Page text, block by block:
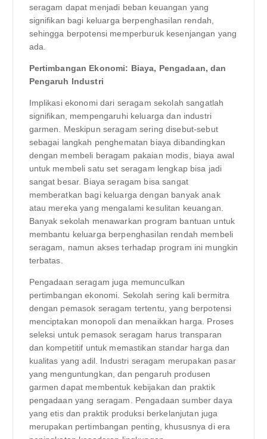
seragam dapat menjadi beban keuangan yang
signifikan bagi keluarga berpenghasilan rendah,
sehingga berpotensi memperburuk kesenjangan yang
ada.
Pertimbangan Ekonomi: Biaya, Pengadaan, dan
Pengaruh Industri
Implikasi ekonomi dari seragam sekolah sangatlah
signifikan, mempengaruhi keluarga dan industri
garmen. Meskipun seragam sering disebut-sebut
sebagai langkah penghematan biaya dibandingkan
dengan membeli beragam pakaian modis, biaya awal
untuk membeli satu set seragam lengkap bisa jadi
sangat besar. Biaya seragam bisa sangat
memberatkan bagi keluarga dengan banyak anak
atau mereka yang mengalami kesulitan keuangan.
Banyak sekolah menawarkan program bantuan untuk
membantu keluarga berpenghasilan rendah membeli
seragam, namun akses terhadap program ini mungkin
terbatas.
Pengadaan seragam juga memunculkan
pertimbangan ekonomi. Sekolah sering kali bermitra
dengan pemasok seragam tertentu, yang berpotensi
menciptakan monopoli dan menaikkan harga. Proses
seleksi untuk pemasok seragam harus transparan
dan kompetitif untuk memastikan standar harga dan
kualitas yang adil. Industri seragam merupakan pasar
yang menguntungkan, dan pengaruh produsen
garmen dapat membentuk kebijakan dan praktik
pengadaan yang seragam. Pengadaan sumber daya
yang etis dan praktik produksi berkelanjutan juga
merupakan pertimbangan penting, khususnya di era